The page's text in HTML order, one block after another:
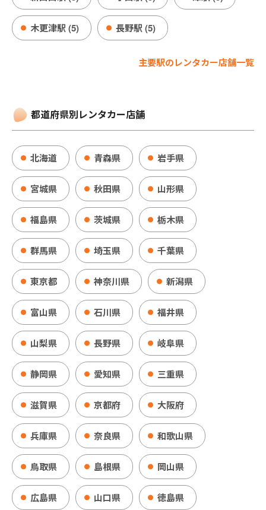
木更津駅 (5) 長野駅 (5)
主要駅のレンタカー店舗一覧
都道府県別レンタカー店舗
北海道 青森県 岩手県
宮城県 秋田県 山形県
福島県 茨城県 栃木県
群馬県 埼玉県 千葉県
東京都 神奈川県 新潟県
富山県 石川県 福井県
山梨県 長野県 岐阜県
静岡県 愛知県 三重県
滋賀県 京都府 大阪府
兵庫県 奈良県 和歌山県
鳥取県 島根県 岡山県
広島県 山口県 徳島県